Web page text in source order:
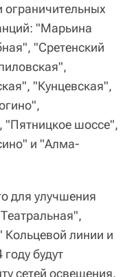
"Марьина
"Сретенский
"Кунцевская",
шоссе",
и "Алма-
для улучшения
линии и
будут
сетей освещения.